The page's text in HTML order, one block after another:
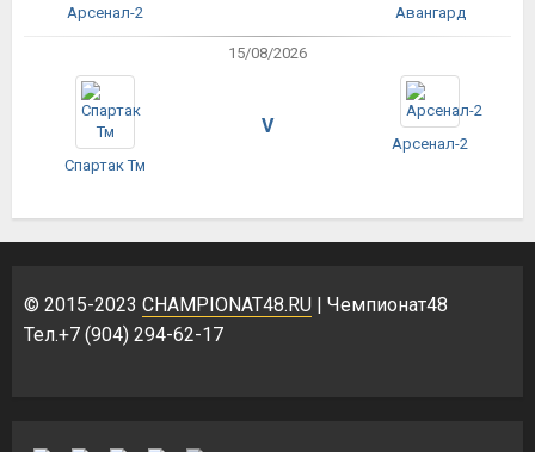
Арсенал-2 Авангард
15/08/2026
Спартак Тм
V
Арсенал-2
© 2015-2023 CHAMPIONAT48.RU | Чемпионат48
Тел.+7 (904) 294-62-17